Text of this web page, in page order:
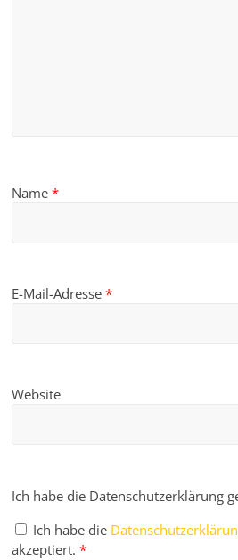
Name*
E-Mail-Adresse*
Website
Ich habe die Datenschutzerklärung
Ich habe die
akzeptiert. *